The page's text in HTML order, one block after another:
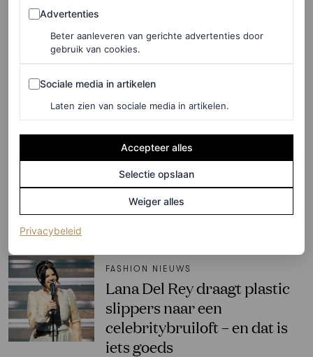
houdt
PARTNERSHIP
Vloeiend en sculpturaal:
sieraden die jouw summer
holiday look die breezy vibe
geven
FASHION NIEUWS
Lana Del Rey draagt plastic
slippers naar een
celebritybruiloft – en dat is
iets goeds
Advertenties
Advertenties
Beter aanleveren van gerichte advertenties door
gebruik van cookies.
Sociale media in artikelen
Sociale media in artikelen
Laten zien van sociale media in artikelen.
Accepteer alles
Selectie opslaan
Weiger alles
Privacybeleid